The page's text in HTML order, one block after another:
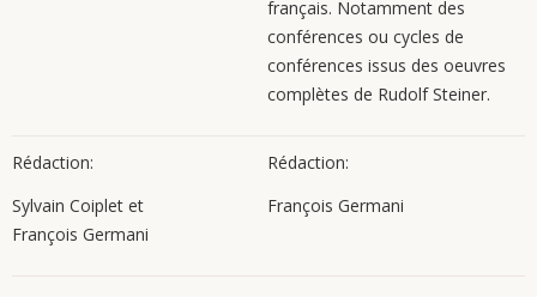
français. Notamment des
conférences ou cycles de
conférences issus des oeuvres
complètes de Rudolf Steiner.
Rédaction:
Sylvain Coiplet et
François Germani
Rédaction:
François Germani